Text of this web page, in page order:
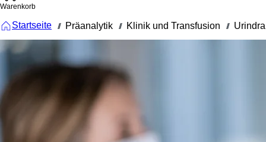
Warenkorb
Startseite /// Präanalytik /// Klinik und Transfusion ///